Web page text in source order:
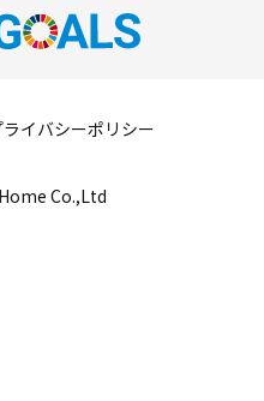
ライバシーポリシー
Co.,Ltd